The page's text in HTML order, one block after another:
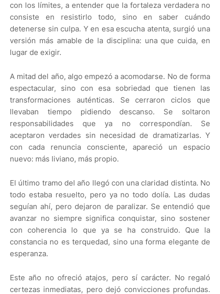
con los límites, a entender que la fortaleza verdadera no
consiste en resistirlo todo, sino en saber cuándo
detenerse sin culpa. Y en esa escucha atenta, surgió una
versión más amable de la disciplina: una que cuida, en
lugar de exigir.
A mitad del año, algo empezó a acomodarse. No de forma
espectacular, sino con esa sobriedad que tienen las
transformaciones auténticas. Se cerraron ciclos que
llevaban tiempo pidiendo descanso. Se soltaron
responsabilidades que ya no correspondían. Se
aceptaron verdades sin necesidad de dramatizarlas. Y
con cada renuncia consciente, apareció un espacio
nuevo: más liviano, más propio.
El último tramo del año llegó con una claridad distinta. No
todo estaba resuelto, pero ya no todo dolía. Las dudas
seguían ahí, pero dejaron de paralizar. Se entendió que
avanzar no siempre significa conquistar, sino sostener
con coherencia lo que ya se ha construido. Que la
constancia no es terquedad, sino una forma elegante de
esperanza.
Este año no ofreció atajos, pero sí carácter. No regaló
certezas inmediatas, pero dejó convicciones profundas.